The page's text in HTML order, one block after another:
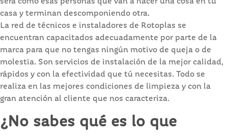
casa y terminan descomponiendo otra.
La red de técnicos e instaladores de Rotoplas se
encuentran capacitados adecuadamente por parte de la
marca para que no tengas ningún motivo de queja o de
molestia. Son servicios de instalación de la mejor calidad,
rápidos y con la efectividad que tú necesitas. Todo se
realiza en las mejores condiciones de limpieza y con la
gran atención al cliente que nos caracteriza.
¿No sabes qué es lo que